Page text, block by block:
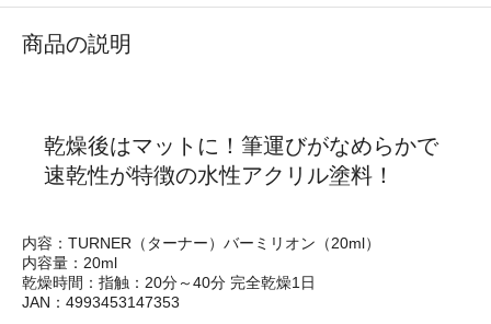
商品の説明
乾燥後はマットに！筆運びがなめらかで
速乾性が特徴の水性アクリル塗料！
内容：TURNER（ターナー）バーミリオン（20ml）
内容量：20ml
乾燥時間：指触：20分～40分 完全乾燥1日
JAN：4993453147353